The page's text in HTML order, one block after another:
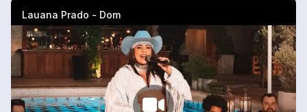
Lauana Prado - Dom